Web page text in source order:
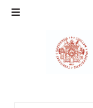
Vai al contenuto